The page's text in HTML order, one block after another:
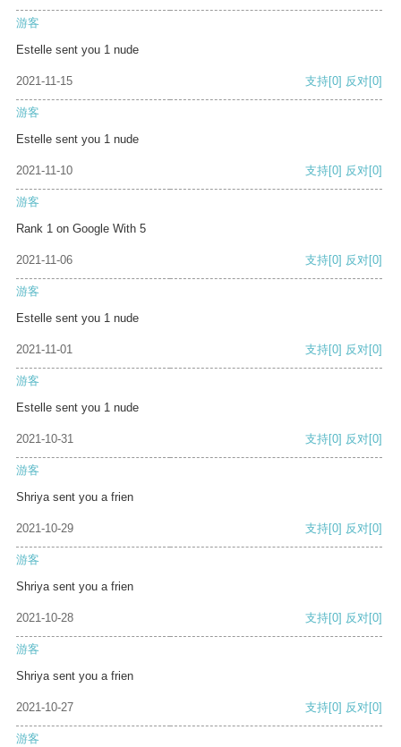
游客
Estelle sent you 1 nude
2021-11-15 支持[0] 反对[0]
游客
Estelle sent you 1 nude
2021-11-10 支持[0] 反对[0]
游客
Rank 1 on Google With 5
2021-11-06 支持[0] 反对[0]
游客
Estelle sent you 1 nude
2021-11-01 支持[0] 反对[0]
游客
Estelle sent you 1 nude
2021-10-31 支持[0] 反对[0]
游客
Shriya sent you a frien
2021-10-29 支持[0] 反对[0]
游客
Shriya sent you a frien
2021-10-28 支持[0] 反对[0]
游客
Shriya sent you a frien
2021-10-27 支持[0] 反对[0]
游客